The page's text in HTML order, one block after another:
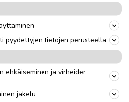
pyydettyjen tietojen perusteella
ehkäiseminen ja virheiden
jakelu